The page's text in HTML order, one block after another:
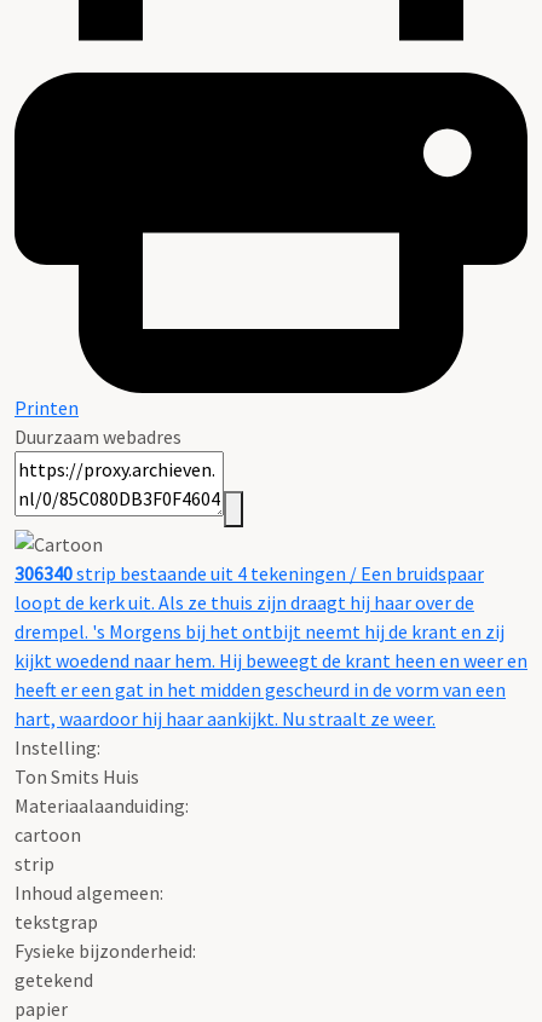
Printen
Duurzaam webadres
306340strip bestaande uit 4 tekeningen / Een bruidspaar
loopt de kerk uit. Als ze thuis zijn draagt hij haar over de
drempel. 's Morgens bij het ontbijt neemt hij de krant en zij
kijkt woedend naar hem. Hij beweegt de krant heen en weer en
heeft er een gat in het midden gescheurd in de vorm van een
hart, waardoor hij haar aankijkt. Nu straalt ze weer.
Instelling:
Ton Smits Huis
Materiaalaanduiding:
cartoon
strip
Inhoud algemeen:
tekstgrap
Fysieke bijzonderheid:
getekend
papier